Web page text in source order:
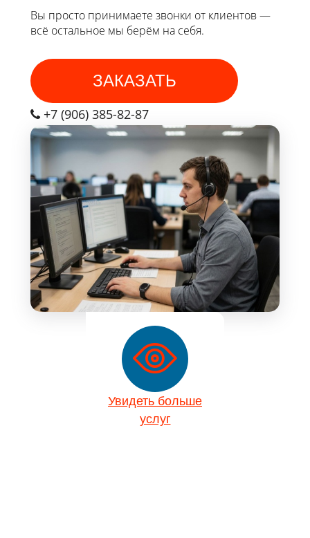
Вы просто принимаете звонки от клиентов —
всё остальное мы берём на себя.
ЗАКАЗАТЬ
+7 (906) 385-82-87
Увидеть больше
услуг